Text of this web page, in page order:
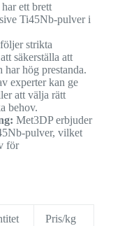
ett brett
Ti45Nb-pulver i
strikta
säkerställa att
har hög prestanda.
experter kan ge
att välja rätt
behov.
Met3DP erbjuder
pulver, vilket
för
Pris/kg